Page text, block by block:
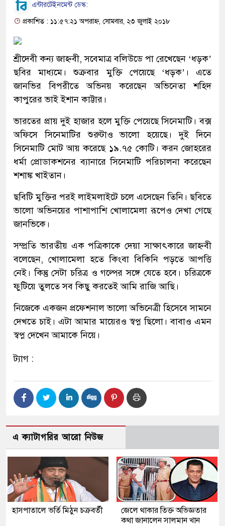
এন্টারটেইনমেন্ট ডেস্ক:
প্রকাশিত : ১১:৫৭:২১ অপরাহ্ন, সোমবার, ২৩ জুলাই ২০১৮
শ্রীদেবী কন্য জাহ্নবী, সবেমাত্র বলিউডে পা রেখেছেন ‘ধড়ক’
ছবির মাধ্যমে। শুক্রবার মুক্তি পেয়েছে ‘ধড়ক’। এতে
জানভির বিপরীতে অভিনয় করেছেন অভিনেতা শহিদ
কাপুরের ভাই ইশান কাট্টার।
ভারতের প্রায় দুই হাজার হলে মুক্তি পেয়েছে সিনেমাটি। বক্স
অফিসে সিনেমাটির শুরুটাও ভালো হয়েছে। দুই দিনে
সিনেমাটি মোট আয় করেছে ১৯.৭৫ কোটি। করন জোহরের
ধর্মা প্রোডাকশনের ব্যানারে সিনেমাটি পরিচালনা করেছেন
শশাঙ্ক খাইতান।
ছবিটি মুক্তির পরই লাইমলাইটে চলে এসেছেন তিনি। ছবিতে
ভালো অভিনয়ের পাশাপাশি খোলামেলা রূপেও দেখা গেছে
জানভিকে।
সম্প্রতি ভারতীয় এক পত্রিকাকে দেয়া সাক্ষাৎকারে জাহ্নবী
বলেছেন, খোলামেলা হতে কিংবা বিকিনি পড়তে আপত্তি
নেই। কিন্তু সেটা চরিত্র ও গল্পের সঙ্গে যেতে হবে। চরিত্রকে
ফুটিয়ে তুলতে সব কিছু করতেই আমি রাজি আছি।
নিজেকে একজন প্রফেশনাল ভালো অভিনেত্রী হিসেবে সামনে
দেখতে চাই। এটা আমার মায়েরও স্বপ্ন ছিলো। বাবাও এমন
স্বপ্ন দেখেন আমাকে নিয়ে।
ট্যাগ :
এ ক্যাটাগরির আরো নিউজ
হাসপাতালে ভর্তি মিঠুন চক্রবর্তী
জেলে থাকার তিক্ত অভিজ্ঞতার
কথা জানালেন সালমান খান